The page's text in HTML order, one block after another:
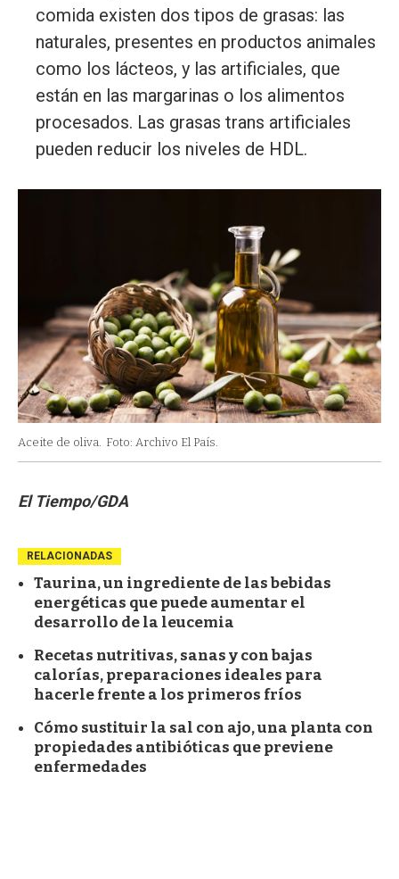
comida existen dos tipos de grasas: las
naturales, presentes en productos animales
como los lácteos, y las artificiales, que
están en las margarinas o los alimentos
procesados. Las grasas trans artificiales
pueden reducir los niveles de HDL.
Aceite de oliva. Foto: Archivo El País.
El Tiempo/GDA
RELACIONADAS
Taurina, un ingrediente de las bebidas
energéticas que puede aumentar el
desarrollo de la leucemia
Recetas nutritivas, sanas y con bajas
calorías, preparaciones ideales para
hacerle frente a los primeros fríos
Cómo sustituir la sal con ajo, una planta con
propiedades antibióticas que previene
enfermedades